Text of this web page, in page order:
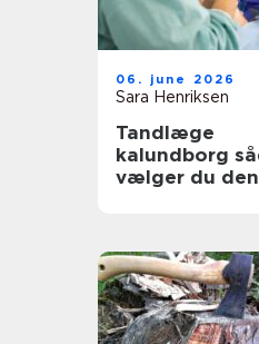
06. june 2026
Sara Henriksen
Tandlæge
kalundborg sådan
vælger du den